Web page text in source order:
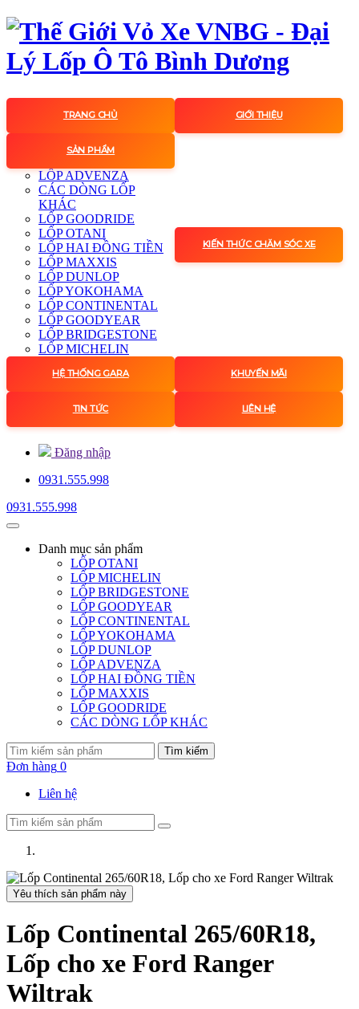
TRANG CHỦ GIỚI THIỆU
SẢN PHẨM
LỐP ADVENZA
CÁC DÒNG LỐP
KHÁC
LỐP GOODRIDE
LỐP OTANI
LỐP HAI ĐỒNG TIỀN
LỐP MAXXIS
LỐP DUNLOP
LỐP YOKOHAMA
LỐP CONTINENTAL
LỐP GOODYEAR
LỐP BRIDGESTONE
LỐP MICHELIN
KIẾN THỨC CHĂM SÓC XE
HỆ THỐNG GARA KHUYẾN MÃI
TIN TỨC LIÊN HỆ
Đăng nhập
0931.555.998
0931.555.998
Danh mục sản phẩm
LỐP OTANI
LỐP MICHELIN
LỐP BRIDGESTONE
LỐP GOODYEAR
LỐP CONTINENTAL
LỐP YOKOHAMA
LỐP DUNLOP
LỐP ADVENZA
LỐP HAI ĐỒNG TIỀN
LỐP MAXXIS
LỐP GOODRIDE
CÁC DÒNG LỐP KHÁC
Tìm kiếm
Đơn hàng 0
Liên hệ
Yêu thích sản phẩm này
Lốp Continental 265/60R18,
Lốp cho xe Ford Ranger
Wiltrak